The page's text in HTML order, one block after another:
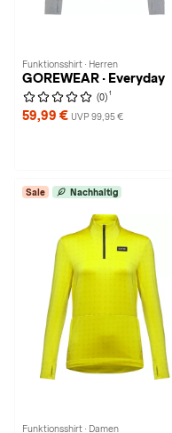
Funktionsshirt · Herren
GOREWEAR · Everyday
(0) 1
59,99 € UVP 99,95 €
Sale Nachhaltig
Funktionsshirt · Damen